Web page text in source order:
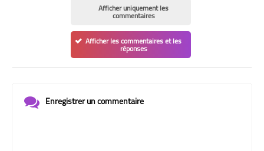
Afficher uniquement les
commentaires
Afficher les commentaires et les
réponses
Enregistrer un commentaire